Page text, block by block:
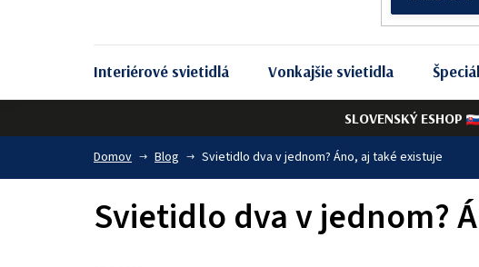
SLOVENSKÝ ESHOP
Interiérové svietidlá Vonkajšie svietidla
Domov Blog Svietidlo dva v jednom? Áno, aj také existuje
Svietidlo dva v jednom?